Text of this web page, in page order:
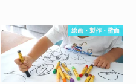
絵画・製作・壁面